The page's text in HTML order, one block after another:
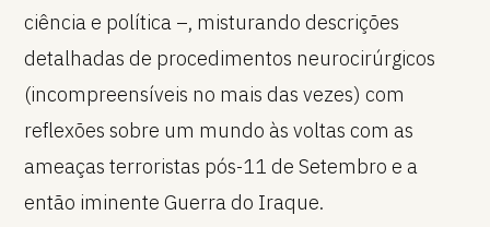
ciência e política –, misturando descrições
detalhadas de procedimentos neurocirúrgicos
(incompreensíveis no mais das vezes) com
reflexões sobre um mundo às voltas com as
ameaças terroristas pós-11 de Setembro e a
então iminente Guerra do Iraque.